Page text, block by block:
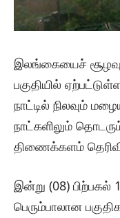
இலங்கையைச்
பகுதியில்
நாட்டில் நிலவும்
நாட்களிலும்
திணைக்களம்
இன்று (08) பிற்பகல்
பெரும்பாலான